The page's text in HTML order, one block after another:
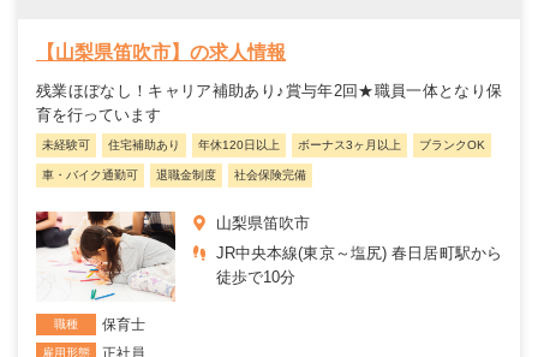
【山梨県笛吹市】の求人情報
残業ほぼなし！キャリア補助あり♪賞与年2回★職員一体となり保
育を行っています
未経験可 住宅補助あり 年休120日以上 ボーナス3ヶ月以上 ブランクOK
車・バイク通勤可 退職金制度 社会保険完備
山梨県笛吹市
JR中央本線(東京～塩尻) 春日居町駅から
徒歩で10分
職種 保育士
雇用形態 正社員